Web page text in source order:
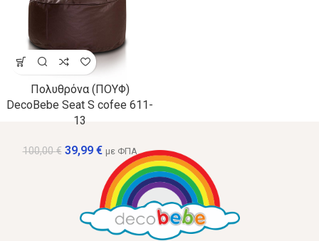
Πολυθρόνα (ΠΟΥΦ)
DecoBebe Seat S cofee 611-
13
100,00€ 39,99 € με ΦΠΑ